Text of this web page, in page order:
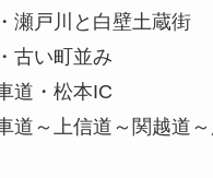
瀬戸川と白壁土蔵街
古い町並み
道・松本IC
道～上信道～関越道～